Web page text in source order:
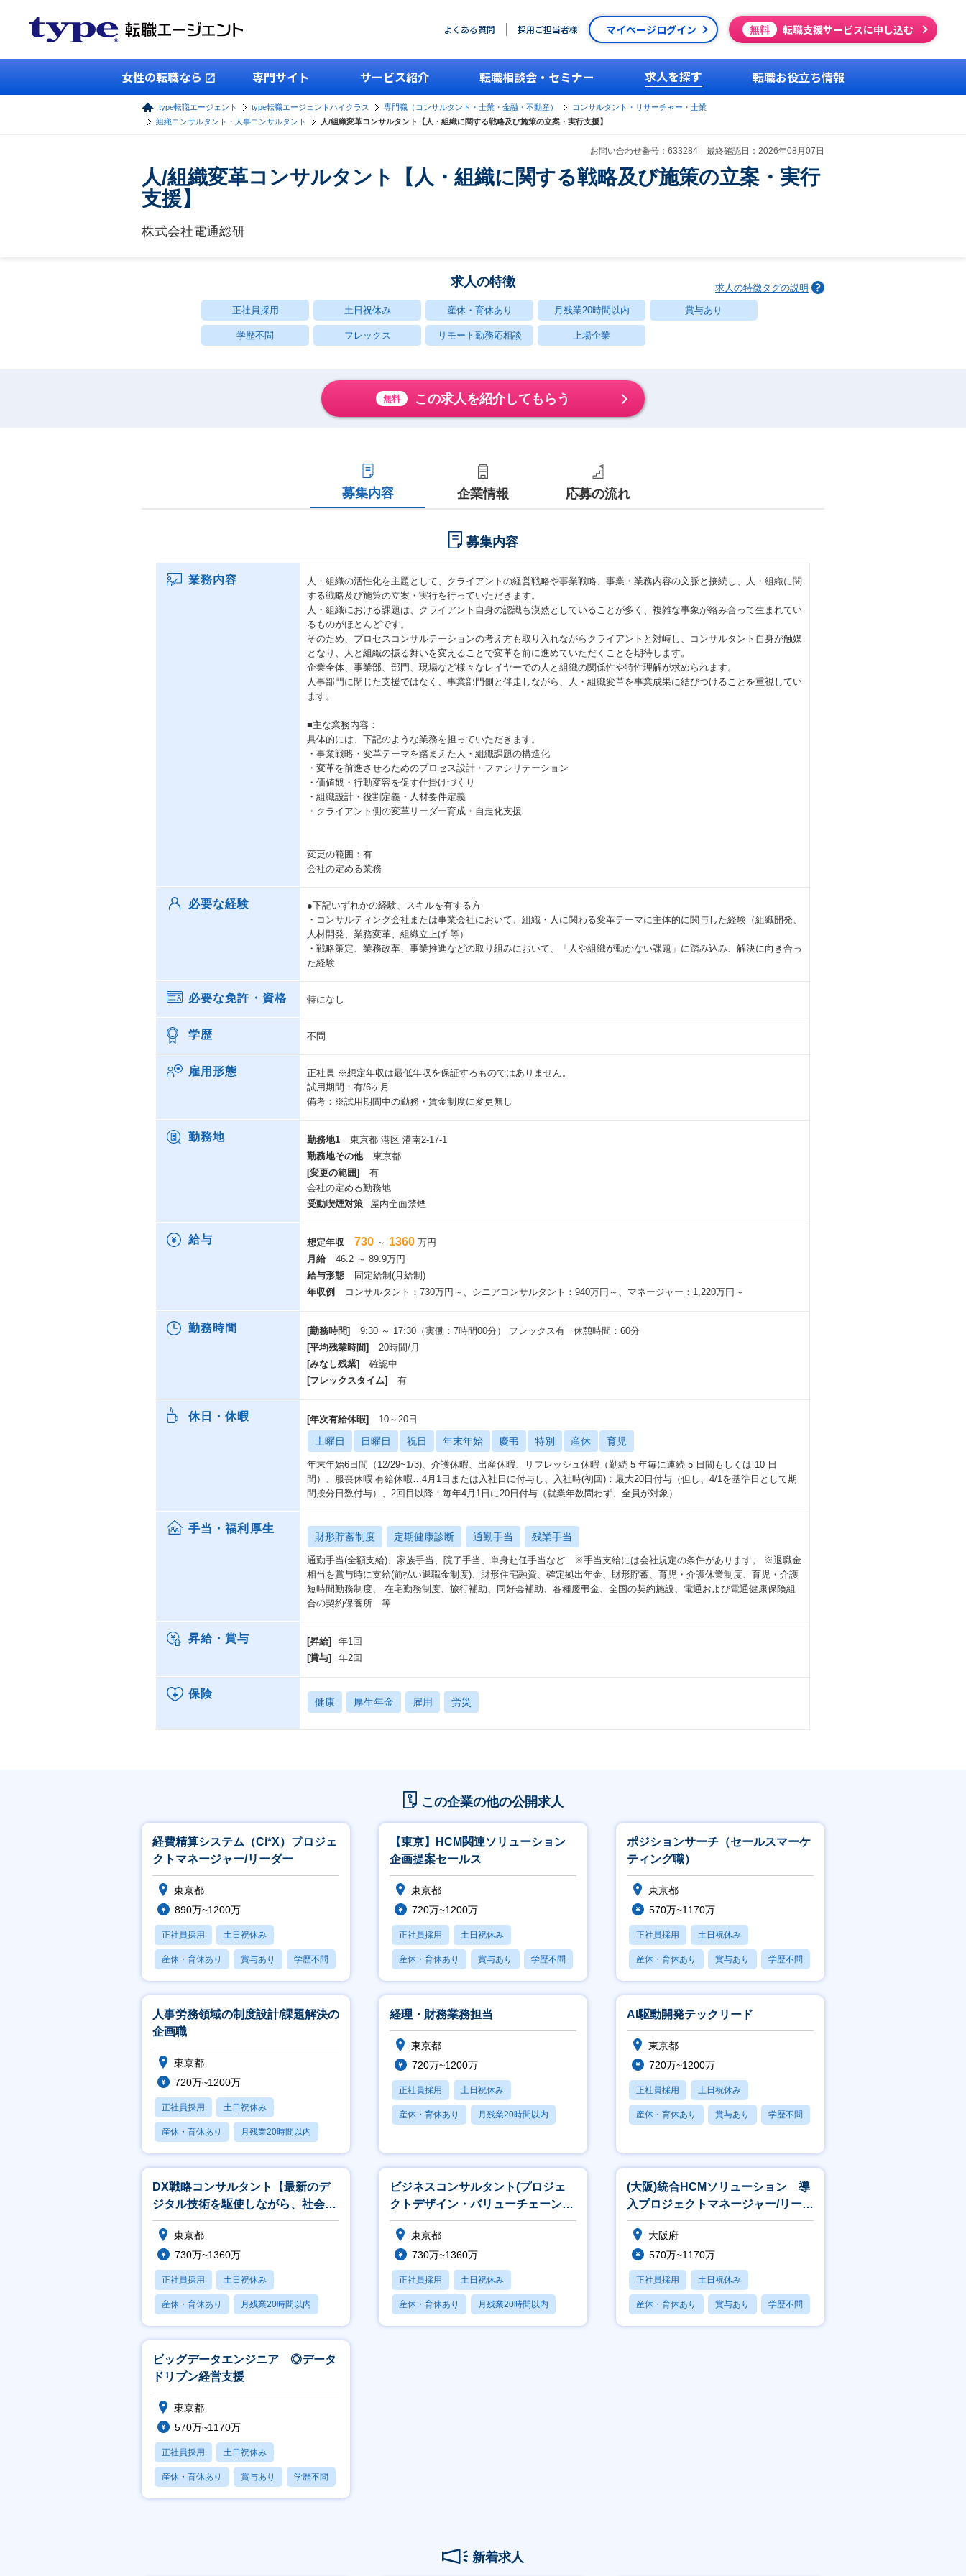
よくある質問 採用ご担当者様 マイページログイン 無料 転職支援サービスに申し込む
女性の転職なら 専門サイト サービス紹介 転職相談会・セミナー 求人を探す 転職お役立ち情報
type転職エージェント type転職エージェントハイクラス 専門職（コンサルタント・士業・金融・不動産）
コンサルタント・リサーチャー・士業
組織コンサルタント・人事コンサルタント
人/組織変革コンサルタント【人・組織に関する戦略及び施策の立案・実行支援】
お問い合わせ番号：633284 最終確認日：2026年08月07日
人/組織変革コンサルタント【人・組織に関する戦略及び施策の立案・実行
支援】
株式会社電通総研
求人の特徴 求人の特徴タグの説明
正社員採用 土日祝休み 産休・育休あり 月残業20時間以内 賞与あり
学歴不問 フレックス リモート勤務応相談 上場企業
無料 この求人を紹介してもらう
募集内容 企業情報 応募の流れ
募集内容
業務内容
人・組織の活性化を主題として、クライアントの経営戦略や事業戦略、事業・業務内容の文脈と接続し、人・組織に関
する戦略及び施策の立案・実行を行っていただきます。
人・組織における課題は、クライアント自身の認識も漠然としていることが多く、複雑な事象が絡み合って生まれてい
るものがほとんどです。
そのため、プロセスコンサルテーションの考え方も取り入れながらクライアントと対峙し、コンサルタント自身が触媒
となり、人と組織の振る舞いを変えることで変革を前に進めていただくことを期待します。
企業全体、事業部、部門、現場など様々なレイヤーでの人と組織の関係性や特性理解が求められます。
人事部門に閉じた支援ではなく、事業部門側と伴走しながら、人・組織変革を事業成果に結びつけることを重視してい
ます。
■主な業務内容：
具体的には、下記のような業務を担っていただきます。
・事業戦略・変革テーマを踏まえた人・組織課題の構造化
・変革を前進させるためのプロセス設計・ファシリテーション
・価値観・行動変容を促す仕掛けづくり
・組織設計・役割定義・人材要件定義
・クライアント側の変革リーダー育成・自走化支援
変更の範囲：有
会社の定める業務
必要な経験
●下記いずれかの経験、スキルを有する方
・コンサルティング会社または事業会社において、組織・人に関わる変革テーマに主体的に関与した経験（組織開発、
人材開発、業務変革、組織立上げ 等）
・戦略策定、業務改革、事業推進などの取り組みにおいて、「人や組織が動かない課題」に踏み込み、解決に向き合っ
た経験
必要な免許・資格 特になし
学歴 不問
雇用形態 正社員 ※想定年収は最低年収を保証するものではありません。
試用期間：有/6ヶ月
備考：※試用期間中の勤務・賃金制度に変更無し
勤務地 勤務地1
東京都 港区 港南2-17-1
勤務地その他
東京都
[変更の範囲]
有
会社の定める勤務地
受動喫煙対策
屋内全面禁煙
給与 想定年収 730 ～ 1360 万円
月給
46.2 ～ 89.9万円
給与形態
固定給制(月給制)
年収例
コンサルタント：730万円～、シニアコンサルタント：940万円～、マネージャー：1,220万円～
勤務時間 [勤務時間]
9:30 ～ 17:30（実働：7時間00分） フレックス有 休憩時間：60分
[平均残業時間]
20時間/月
[みなし残業]
確認中
[フレックスタイム]
有
休日・休暇 [年次有給休暇] 10～20日
土曜日 日曜日 祝日 年末年始 慶弔 特別 産休 育児
年末年始6日間（12/29~1/3)、介護休暇、出産休暇、リフレッシュ休暇（勤続 5 年毎に連続 5 日間もしくは 10 日
間）、服喪休暇 有給休暇…4月1日または入社日に付与し、入社時(初回)：最大20日付与（但し、4/1を基準日として期
間按分日数付与）、2回目以降：毎年4月1日に20日付与（就業年数問わず、全員が対象）
手当・福利厚生
財形貯蓄制度 定期健康診断 通勤手当 残業手当
通勤手当(全額支給)、家族手当、院了手当、単身赴任手当など ※手当支給には会社規定の条件があります。 ※退職金
相当を賞与時に支給(前払い退職金制度)、財形住宅融資、確定拠出年金、財形貯蓄、育児・介護休業制度、育児・介護
短時間勤務制度、 在宅勤務制度、旅行補助、同好会補助、各種慶弔金、全国の契約施設、電通および電通健康保険組
合の契約保養所 等
昇給・賞与 [昇給]
年1回
[賞与]
年2回
保険
健康 厚生年金 雇用 労災
この企業の他の公開求人
経費精算システム（Ci*X）プロジェ
クトマネージャー/リーダー
東京都
890万~1200万
正社員採用 土日祝休み
産休・育休あり 賞与あり 学歴不問
【東京】HCM関連ソリューション
企画提案セールス
東京都
720万~1200万
正社員採用 土日祝休み
産休・育休あり 賞与あり 学歴不問
ポジションサーチ（セールスマーケ
ティング職）
東京都
570万~1170万
正社員採用 土日祝休み
産休・育休あり 賞与あり 学歴不問
人事労務領域の制度設計/課題解決の
企画職
東京都
720万~1200万
正社員採用 土日祝休み
産休・育休あり 月残業20時間以内
賞与あり
経理・財務業務担当
東京都
720万~1200万
正社員採用 土日祝休み
産休・育休あり 月残業20時間以内
AI駆動開発テックリード
東京都
720万~1200万
正社員採用 土日祝休み
産休・育休あり 賞与あり 学歴不問
DX戦略コンサルタント【最新のデ
ジタル技術を駆使しながら、社会に
インパクトを与える変革をリード】
東京都
730万~1360万
正社員採用 土日祝休み
産休・育休あり 月残業20時間以内
賞与あり
ビジネスコンサルタント(プロジェ
クトデザイン・バリューチェーン変
革)
東京都
730万~1360万
正社員採用 土日祝休み
産休・育休あり 月残業20時間以内
賞与あり
(大阪)統合HCMソリューション 導
入プロジェクトマネージャー/リーダ
ー (電通総研)
大阪府
570万~1170万
正社員採用 土日祝休み
産休・育休あり 賞与あり 学歴不問
ビッグデータエンジニア ◎データ
ドリブン経営支援
東京都
570万~1170万
正社員採用 土日祝休み
産休・育休あり 賞与あり 学歴不問
新着求人